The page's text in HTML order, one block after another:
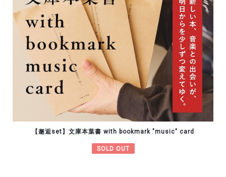
【邂逅set】文庫本葉書 with bookmark "music" card
SOLD OUT